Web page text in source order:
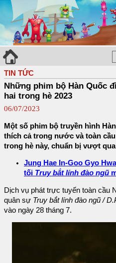
TIN TỨC
Những phim bộ Hàn Quốc
hai trong hè 2023
06/07/2023
Một số phim bộ truyền hình
thích cả trong nước và toàn
trong hè này, chuẩn bị vượt
Jung Hae In-Goo Gyo
tối Truy bắt lính đào ngũ
Dịch vụ phát trực tuyến toàn cầu
quân sự Truy bắt lính đào ngũ /
vào ngày 28 tháng 7.